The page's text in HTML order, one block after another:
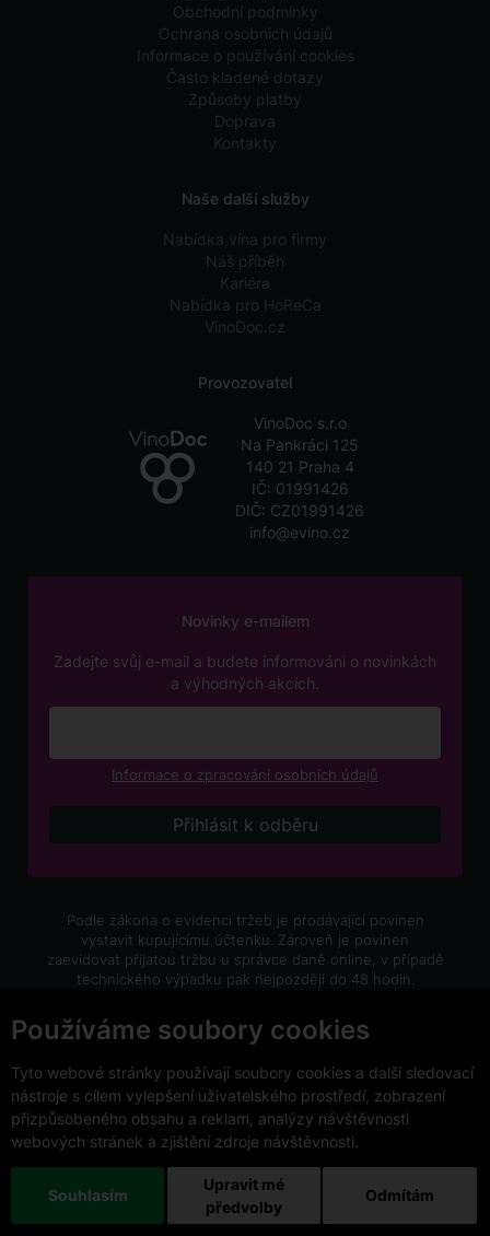
Používáme soubory cookies
Tyto webové stránky používají soubory cookies a další sledovací
nástroje s cílem vylepšení uživatelského prostředí, zobrazení
přizpůsobeného obsahu a reklam, analýzy návštěvnosti
webových stránek a zjištění zdroje návštěvnosti.
Souhlasím Odmítám
Upravit mé
předvolby
Obchodní podmínky
Ochrana osobních údajů
Informace o používání cookies
Často kladené dotazy
Způsoby platby
Doprava
Kontakty
Naše další služby
Nabídka vína pro firmy
Náš příběh
Kariéra
Nabídka pro HoReCa
VinoDoc.cz
Provozovatel
VinoDoc s.r.o
Na Pankráci 125
140 21 Praha 4
IČ: 01991426
DIČ: CZ01991426
info@evino.cz
Novinky e-mailem
Zadejte svůj e-mail a budete informováni o novinkách
a výhodných akcích.
Informace o zpracování osobních údajů
Podle zákona o evidenci tržeb je prodávající povinen
vystavit kupujícímu účtenku. Zároveň je povinen
zaevidovat přijatou tržbu u správce daně online, v případě
technického výpadku pak nejpozději do 48 hodin.
nápojů osobám mladším 18 let.
This site is protected by reCAPTCHA and the Google
Privacy Policy
and
apply.
Změnit nastavení cookies